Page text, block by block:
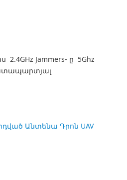
Jammers- ը 5Ghz
Անտենա Դրոն UAV